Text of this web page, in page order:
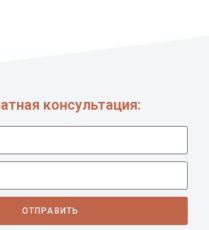
консультация:
ОТПРАВИТЬ